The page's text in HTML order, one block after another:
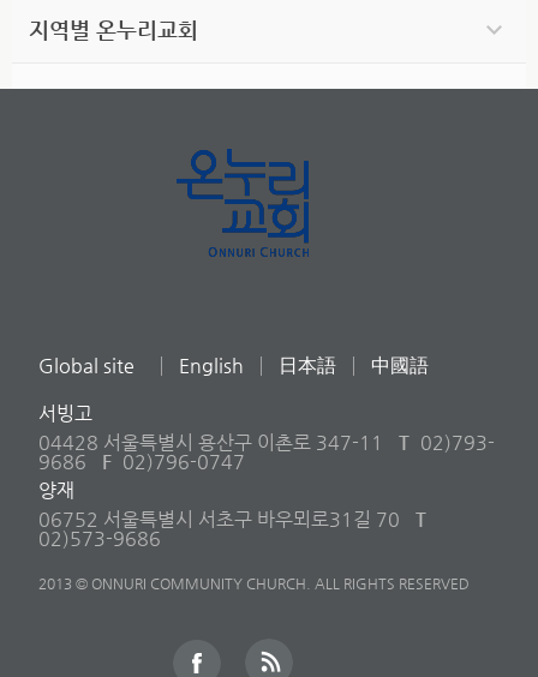
지역별 온누리교회
Global site English 日本語 中國語
서빙고
04428 서울특별시 용산구 이촌로 347-11
T 02)793-
9686
F 02)796-0747
양재
06752 서울특별시 서초구 바우뫼로31길 70
T
02)573-9686
2013 © ONNURI COMMUNITY CHURCH. ALL RIGHTS RESERVED